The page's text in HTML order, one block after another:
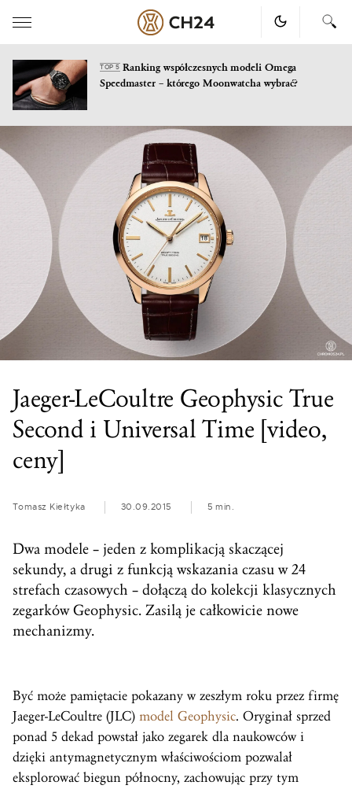
to
content
TOP 5Ranking współczesnych modeli Omega
Speedmaster – którego Moonwatcha wybrać?
Jaeger-LeCoultre Geophysic True
Second i Universal Time [video,
ceny]
Tomasz Kiełtyka 30.09.2015 5 min.
Dwa modele – jeden z komplikacją skaczącej
sekundy, a drugi z funkcją wskazania czasu w 24
strefach czasowych – dołączą do kolekcji klasycznych
zegarków Geophysic. Zasilą je całkowicie nowe
mechanizmy.
Być może pamiętacie pokazany w zeszłym roku przez firmę
Jaeger-LeCoultre (JLC) model Geophysic. Oryginał sprzed
ponad 5 dekad powstał jako zegarek dla naukowców i
dzięki antymagnetycznym właściwościom pozwalał
eksplorować biegun północny, zachowując przy tym